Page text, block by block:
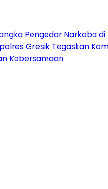
Pengedar Narkoba di
Gresik Tegaskan
Kebersamaan